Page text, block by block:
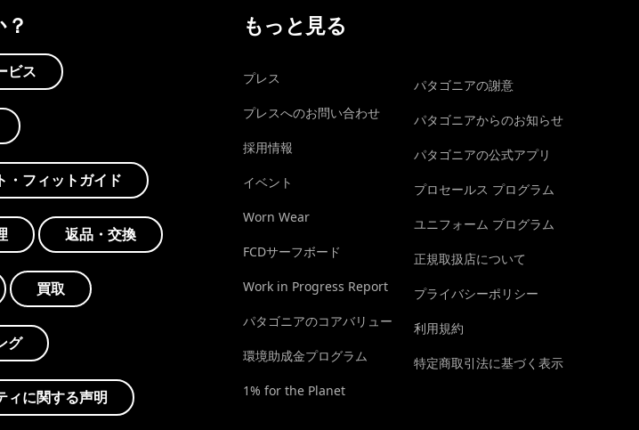
ビス
・フィットガイド
返品・交換
買取
グ
ィに関する声明
もっと見る
プレス
プレスへのお問い合わせ
採用情報
イベント
Worn Wear
FCDサーフボード
Work in Progress Report
パタゴニアのコアバリュー
環境助成金プログラム
1% for the Planet
パタゴニアの謝意
パタゴニアからのお知らせ
パタゴニアの公式アプリ
プロセールス プログラム
ユニフォーム プログラム
正規取扱店について
プライバシーポリシー
利用規約
特定商取引法に基づく表示